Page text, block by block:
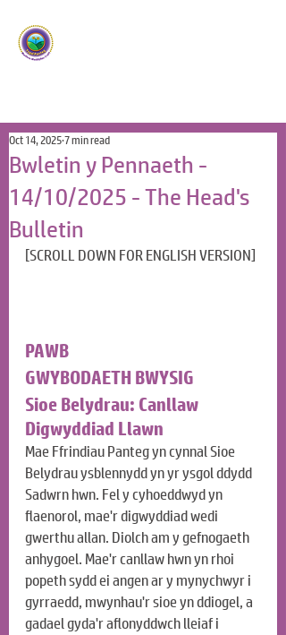
Bwletin y Pennaeth -
14/10/2025 - The Head's
Bulletin
Oct 14, 20257 min read
[SCROLL DOWN FOR ENGLISH VERSION]
PAWB
GWYBODAETH BWYSIG
Sioe Belydrau: Canllaw
Digwyddiad Llawn
Mae Ffrindiau Panteg yn cynnal Sioe
Belydrau ysblennydd yn yr ysgol ddydd
Sadwrn hwn. Fel y cyhoeddwyd yn
flaenorol, mae'r digwyddiad wedi
gwerthu allan. Diolch am y gefnogaeth
anhygoel. Mae'r canllaw hwn yn rhoi
popeth sydd ei angen ar y mynychwyr i
gyrraedd, mwynhau'r sioe yn ddiogel, a
gadael gyda'r aflonyddwch lleiaf i